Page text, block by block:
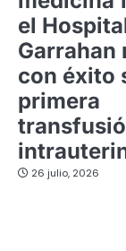
el
Garrahan
con éxito
primera
26 julio, 2026